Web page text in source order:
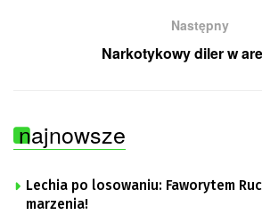
Następny
Narkotykowy diler w
najnowsze
Lechia po losowaniu: Faworytem
marzenia!